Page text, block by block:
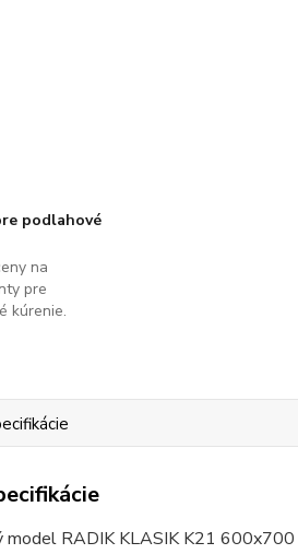
podlahové
na
pre
kúrenie.
model RADIK KLASIK K21